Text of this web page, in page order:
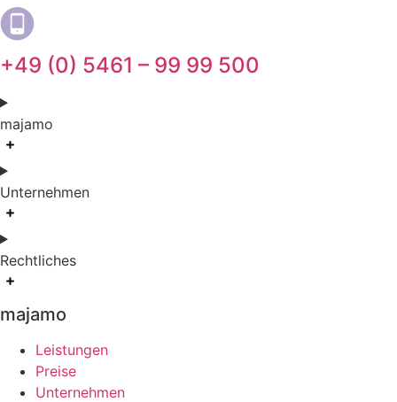
+49 (0) 5461 – 99 99 500
majamo
Unternehmen
Rechtliches
majamo
Leistungen
Preise
Unternehmen